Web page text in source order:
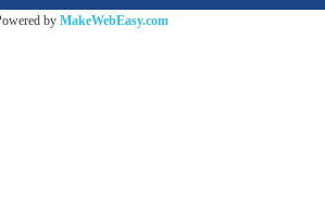
by MakeWebEasy.com